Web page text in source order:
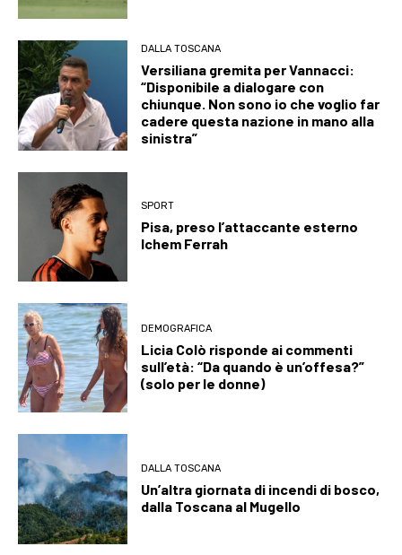
DALLA TOSCANA
Versiliana gremita per Vannacci:
“Disponibile a dialogare con
chiunque. Non sono io che voglio far
cadere questa nazione in mano alla
sinistra”
SPORT
Pisa, preso l’attaccante esterno
Ichem Ferrah
DEMOGRAFICA
Licia Colò risponde ai commenti
sull’età: “Da quando è un’offesa?”
(solo per le donne)
DALLA TOSCANA
Un’altra giornata di incendi di bosco,
dalla Toscana al Mugello